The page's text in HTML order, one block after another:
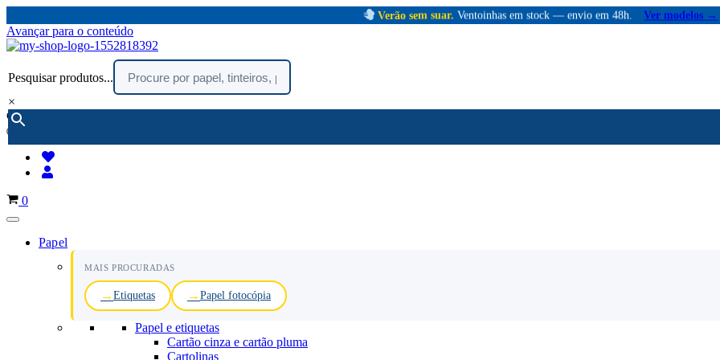
Verão sem suar. Ventoinhas em stock — envio em 48h. Ver modelos →
Avançar para o conteúdo
Pesquisar produtos...
×
encomendar por telefone :
(chamada rede fixa nacional)
Carrinho
0
Papel
MAIS PROCURADAS
Etiquetas Papel fotocópia
Papel e etiquetas
Cartão cinza e cartão pluma
Cartolinas